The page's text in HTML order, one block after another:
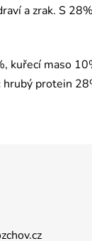
a zrak. S
kuřecí maso
hrubý protein